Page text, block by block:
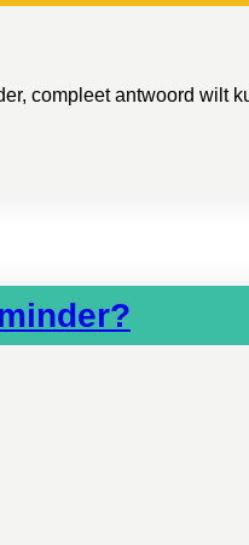
compleet antwoord wilt